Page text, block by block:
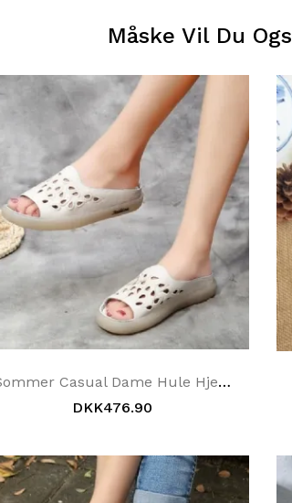
Måske Vil Du
Sommer Casual Dame Hule Hjemmesko
DKK476.90